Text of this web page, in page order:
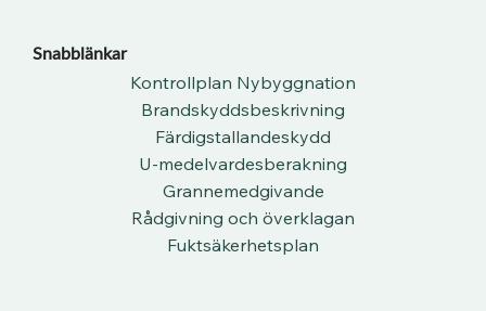
Snabblänkar
Kontrollplan Nybyggnation
Brandskyddsbeskrivning
Färdigstallandeskydd
U-medelvardesberakning
Grannemedgivande
Rådgivning och överklagan
Fuktsäkerhetsplan